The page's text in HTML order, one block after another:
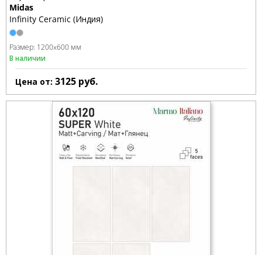
Midas
Infinity Ceramic (Индия)
Размер: 1200x600 мм
В наличии
Цена от: 3125 руб.